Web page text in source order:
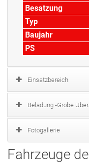
Besatzung
Typ
Baujahr
PS
Einsatzbereich
Beladung -Grobe
Fotogallerie
Fahrzeuge